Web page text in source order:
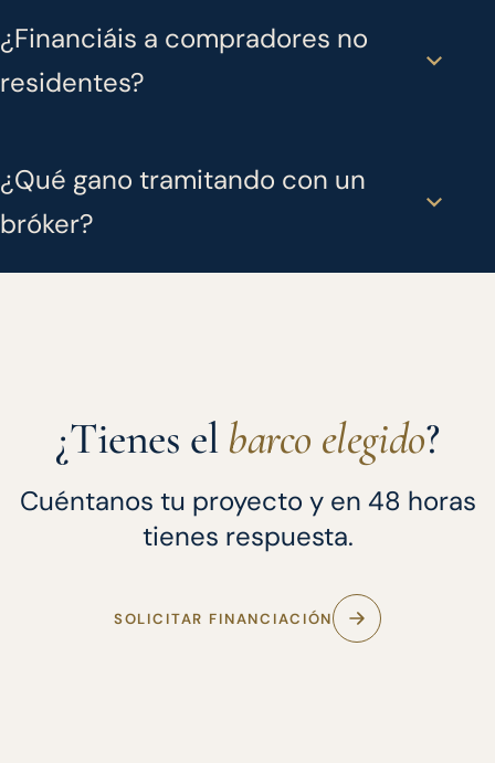
¿Financiáis a compradores no
residentes?
¿Qué gano tramitando con un
bróker?
¿Tienes el barco elegido?
Cuéntanos tu proyecto y en 48 horas
tienes respuesta.
SOLICITAR FINANCIACIÓN